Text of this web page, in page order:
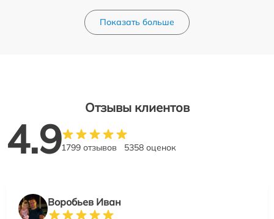
Показать больше
Отзывы клиентов
4.91799 отзывов 5358 оценок
Воробьев Иван